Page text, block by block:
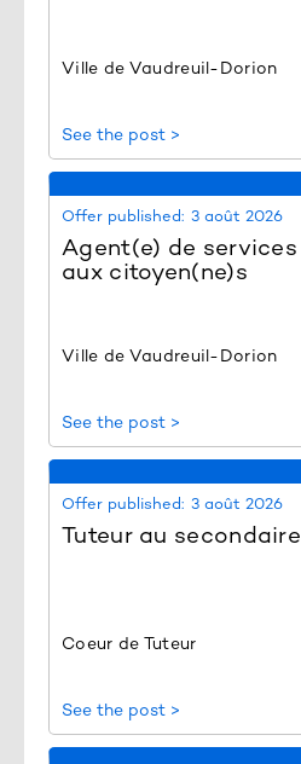
Ville de Vaudreuil-Dorion
See the post >
Offer published: 3 août 2026
Agent(e) de services
aux citoyen(ne)s
Ville de Vaudreuil-Dorion
See the post >
Offer published: 3 août 2026
Tuteur au secondaire
Coeur de Tuteur
See the post >